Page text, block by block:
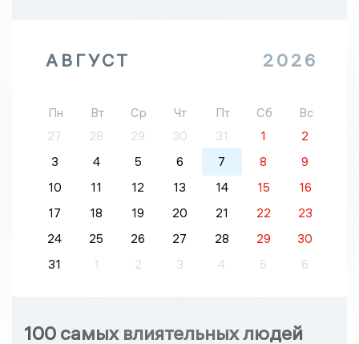
АВГУСТ 2026
Пн Вт Ср Чт Пт Сб
Вс
27
28 29 30 31 1
2
3
4 5 6 7 8
9
10
11 12 13 14 15
16
17
18 19 20 21 22
23
24
25 26 27 28 29
30
31
1 2 3 4 5 6
100 самых влиятельных людей